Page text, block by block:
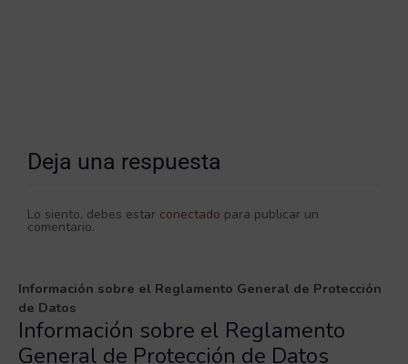
Deja una respuesta
Lo siento, debes estar conectado para publicar un
comentario.
Información sobre el Reglamento General de Protección
de Datos
Información sobre el Reglamento
General de Protección de Datos